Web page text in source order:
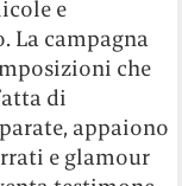
e
La campagna
che
di
appaiono
e glamour